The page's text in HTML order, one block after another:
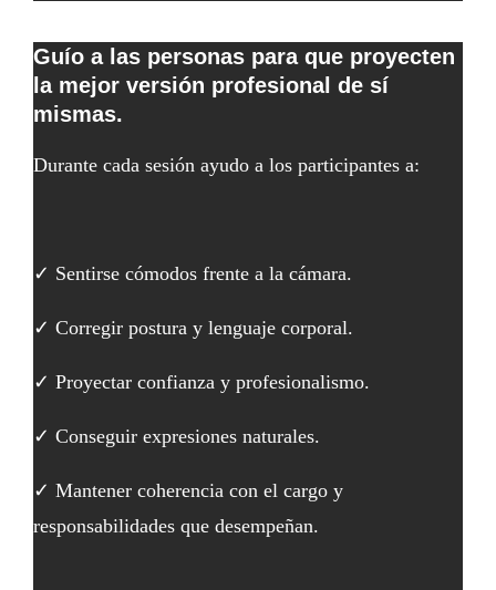
Guío a las personas para que proyecten
la mejor versión profesional de sí
mismas.
Durante cada sesión ayudo a los participantes a:
✓ Sentirse cómodos frente a la cámara.
✓ Corregir postura y lenguaje corporal.
✓ Proyectar confianza y profesionalismo.
✓ Conseguir expresiones naturales.
✓ Mantener coherencia con el cargo y
responsabilidades que desempeñan.